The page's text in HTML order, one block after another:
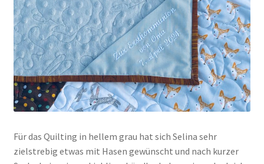
Für das Quilting in hellem grau hat sich Selina sehr
zielstrebig etwas mit Hasen gewünscht und nach kurzer